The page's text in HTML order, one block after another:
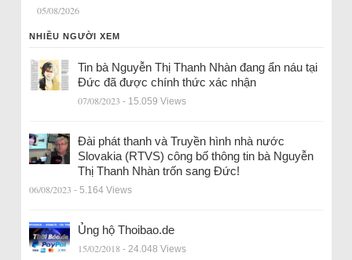
05/08/2026
NHIỀU NGƯỜI XEM
Tin bà Nguyễn Thị Thanh Nhàn đang ẩn náu tại
Đức đã được chính thức xác nhận
07/08/2023 - 15.059 Views
Đài phát thanh và Truyền hình nhà nước
Slovakia (RTVS) công bố thông tin bà Nguyễn
Thị Thanh Nhàn trốn sang Đức!
06/08/2023 - 5.164 Views
Ủng hộ Thoibao.de
15/02/2018 - 24.048 Views